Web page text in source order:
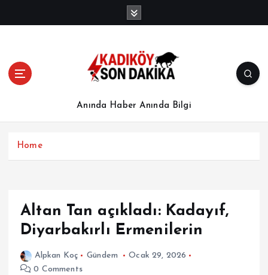
Anında Haber Anında Bilgi
Home
Altan Tan açıkladı: Kadayıf,
Diyarbakırlı Ermenilerin
Alpkan Koç Gündem
Ocak 29, 2026
0 Comments